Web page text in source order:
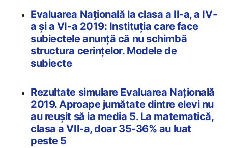
Evaluarea Națională la clasa a II-a, a IV-
a și a VI-a 2019: Instituția care face
subiectele anunță că nu schimbă
structura cerințelor. Modele de
subiecte
Rezultate simulare Evaluarea Națională
2019. Aproape jumătate dintre elevi nu
au reușit să ia media 5. La matematică,
clasa a VII-a, doar 35-36% au luat
peste 5